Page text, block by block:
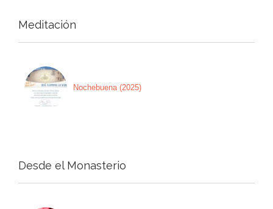
Meditación
Nochebuena (2025)
Desde el Monasterio